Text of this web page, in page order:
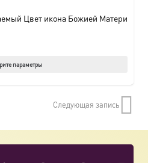
Цвет икона Божией Матери
параметры
можно
Следующая запись